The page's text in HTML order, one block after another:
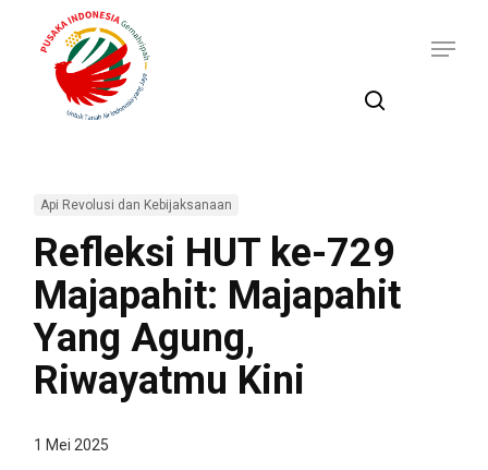
search
Menu
Api Revolusi dan Kebijaksanaan
Refleksi HUT ke-729
Majapahit: Majapahit
Yang Agung,
Riwayatmu Kini
1 Mei 2025